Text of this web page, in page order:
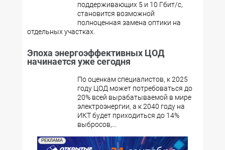
поддерживающих 5 и 10 Гбит/с,
становится возможной
полноценная замена оптики на
отдельных участках.
Эпоха энергоэффективных ЦОД
начинается уже сегодня
По оценкам специалистов, к 2025
году ЦОД может потребоваться до
20% всей вырабатываемой в мире
электроэнергии, а к 2040 году на
ИКТ будет приходиться до 14%
выбросов,...
РЕКЛАМА